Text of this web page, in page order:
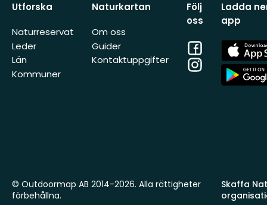
Utforska
Naturreservat
Leder
Län
Kommuner
Naturkartan
Om oss
Guider
Kontaktuppgifter
Följ
oss
Facebook
Instagram
Ladda
app
App
Store
App
Store
Skaffa
© Outdoormap AB 2014-2026. Alla rättigheter
förbehållna.